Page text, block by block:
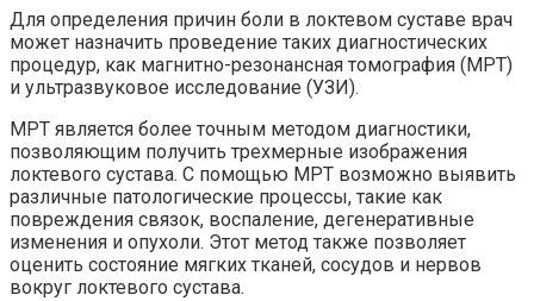
Для определения причин боли в локтевом суставе врач
может назначить проведение таких диагностических
процедур, как магнитно-резонансная томография (МРТ)
и ультразвуковое исследование (УЗИ).
МРТ является более точным методом диагностики,
позволяющим получить трехмерные изображения
локтевого сустава. С помощью МРТ возможно выявить
различные патологические процессы, такие как
повреждения связок, воспаление, дегенеративные
изменения и опухоли. Этот метод также позволяет
оценить состояние мягких тканей, сосудов и нервов
вокруг локтевого сустава.